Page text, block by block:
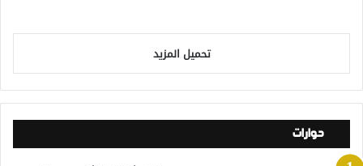
تحميل المزيد
حوارات